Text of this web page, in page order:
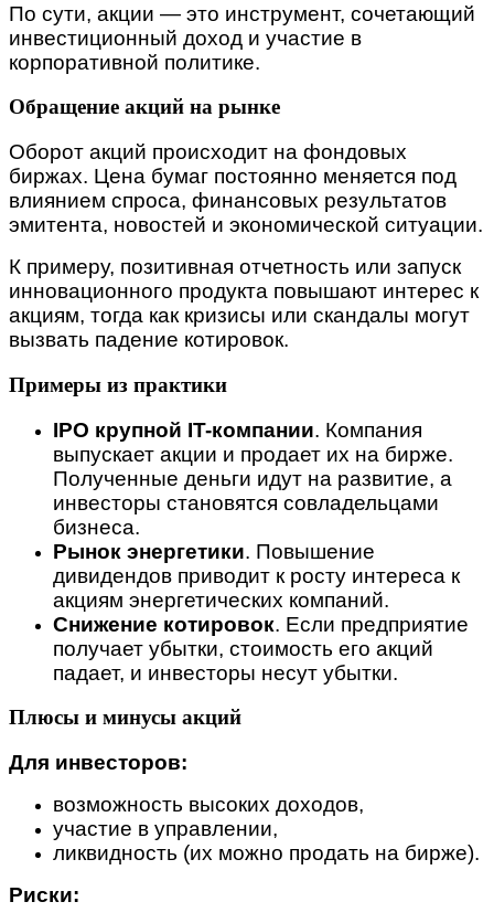
По сути, акции — это инструмент, сочетающий
инвестиционный доход и участие в
корпоративной политике.
Обращение акций на рынке
Оборот акций происходит на фондовых
биржах. Цена бумаг постоянно меняется под
влиянием спроса, финансовых результатов
эмитента, новостей и экономической ситуации.
К примеру, позитивная отчетность или запуск
инновационного продукта повышают интерес к
акциям, тогда как кризисы или скандалы могут
вызвать падение котировок.
Примеры из практики
IPO крупной IT-компании. Компания
выпускает акции и продает их на бирже.
Полученные деньги идут на развитие, а
инвесторы становятся совладельцами
бизнеса.
Рынок энергетики. Повышение
дивидендов приводит к росту интереса к
акциям энергетических компаний.
Снижение котировок. Если предприятие
получает убытки, стоимость его акций
падает, и инвесторы несут убытки.
Плюсы и минусы акций
Для инвесторов:
возможность высоких доходов,
участие в управлении,
ликвидность (их можно продать на бирже).
Риски: